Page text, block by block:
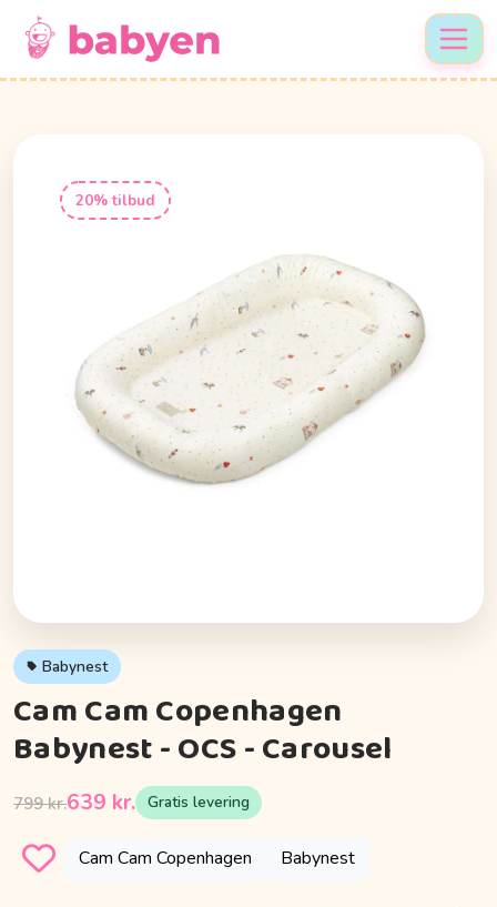
20% tilbud
Babynest
Cam Cam Copenhagen
Babynest - OCS - Carousel
799 kr.639 kr. Gratis levering
Cam Cam Copenhagen Babynest